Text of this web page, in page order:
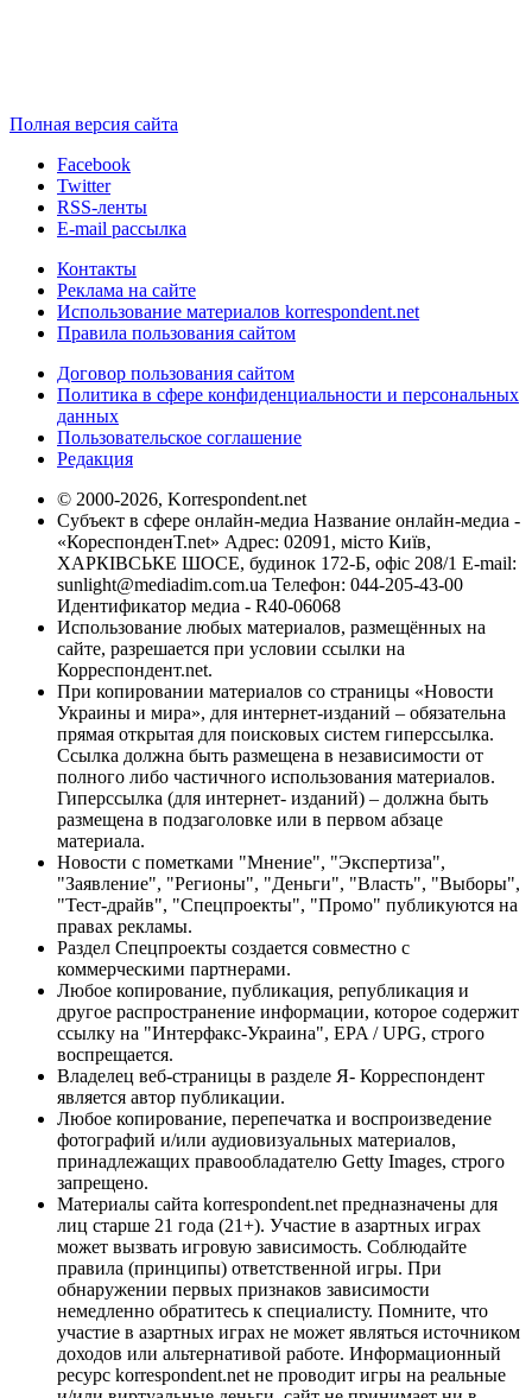
Полная версия сайта
Facebook
Twitter
RSS-ленты
E-mail рассылка
Контакты
Реклама на сайте
Использование материалов korrespondent.net
Правила пользования сайтом
Договор пользования сайтом
Политика в сфере конфиденциальности и персональных
данных
Пользовательское соглашение
Редакция
© 2000-2026, Korrespondent.net
Субъект в сфере онлайн-медиа Название онлайн-медиа -
«КореспонденТ.net» Адрес: 02091, місто Київ,
ХАРКІВСЬКЕ ШОСЕ, будинок 172-Б, офіс 208/1 E-mail:
sunlight@mediadim.com.ua Телефон: 044-205-43-00
Идентификатор медиа - R40-06068
Использование любых материалов, размещённых на
сайте, разрешается при условии ссылки на
Корреспондент.net.
При копировании материалов со страницы «Новости
Украины и мира», для интернет-изданий – обязательна
прямая открытая для поисковых систем гиперссылка.
Ссылка должна быть размещена в независимости от
полного либо частичного использования материалов.
Гиперссылка (для интернет- изданий) – должна быть
размещена в подзаголовке или в первом абзаце
материала.
Новости с пометками "Мнение", "Экспертиза",
"Заявление", "Регионы", "Деньги", "Власть", "Выборы",
"Тест-драйв", "Спецпроекты", "Промо" публикуются на
правах рекламы.
Раздел Спецпроекты создается совместно с
коммерческими партнерами.
Любое копирование, публикация, републикация и
другое распространение информации, которое содержит
ссылку на "Интерфакс-Украина", EPA / UPG, строго
воспрещается.
Владелец веб-страницы в разделе Я- Корреспондент
является автор публикации.
Любое копирование, перепечатка и воспроизведение
фотографий и/или аудиовизуальных материалов,
принадлежащих правообладателю Getty Images, строго
запрещено.
Материалы сайта korrespondent.net предназначены для
лиц старше 21 года (21+). Участие в азартных играх
может вызвать игровую зависимость. Соблюдайте
правила (принципы) ответственной игры. При
обнаружении первых признаков зависимости
немедленно обратитесь к специалисту. Помните, что
участие в азартных играх не может являться источником
доходов или альтернативой работе. Информационный
ресурс korrespondent.net не проводит игры на реальные